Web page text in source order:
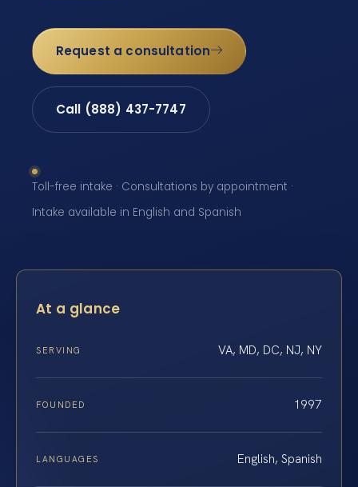
Request a consultation
Call (888) 437-7747
Toll-free intake · Consultations by appointment ·
Intake available in English and Spanish
At a glance
SERVING VA, MD, DC, NJ, NY
FOUNDED 1997
LANGUAGES English, Spanish